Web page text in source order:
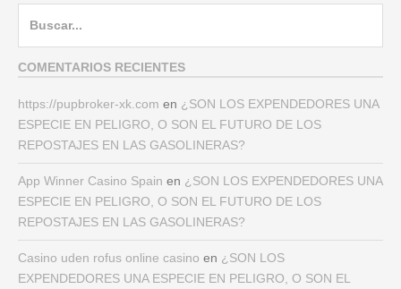
COMENTARIOS RECIENTES
https://pupbroker-xk.com en ¿SON LOS EXPENDEDORES UNA
ESPECIE EN PELIGRO, O SON EL FUTURO DE LOS
REPOSTAJES EN LAS GASOLINERAS?
App Winner Casino Spain en ¿SON LOS EXPENDEDORES UNA
ESPECIE EN PELIGRO, O SON EL FUTURO DE LOS
REPOSTAJES EN LAS GASOLINERAS?
Casino uden rofus online casino en ¿SON LOS
EXPENDEDORES UNA ESPECIE EN PELIGRO, O SON EL